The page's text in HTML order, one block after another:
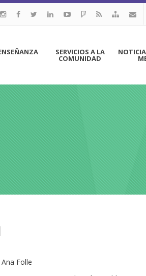
SERVICIOS A LA
COMUNIDAD
Folle